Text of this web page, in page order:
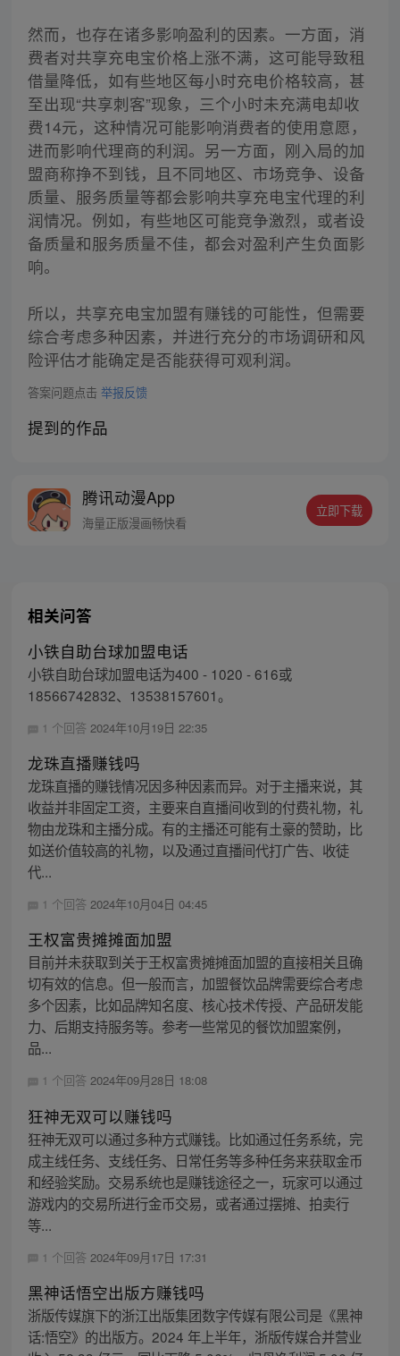
然而，也存在诸多影响盈利的因素。一方面，消
费者对共享充电宝价格上涨不满，这可能导致租
借量降低，如有些地区每小时充电价格较高，甚
至出现“共享刺客”现象，三个小时未充满电却收
费14元，这种情况可能影响消费者的使用意愿，
进而影响代理商的利润。另一方面，刚入局的加
盟商称挣不到钱，且不同地区、市场竞争、设备
质量、服务质量等都会影响共享充电宝代理的利
润情况。例如，有些地区可能竞争激烈，或者设
备质量和服务质量不佳，都会对盈利产生负面影
响。
所以，共享充电宝加盟有赚钱的可能性，但需要
综合考虑多种因素，并进行充分的市场调研和风
险评估才能确定是否能获得可观利润。
答案问题点击 举报反馈
提到的作品
腾讯动漫App
海量正版漫画畅快看
立即下载
相关问答
小铁自助台球加盟电话
小铁自助台球加盟电话为400 - 1020 - 616或
18566742832、13538157601。
1 个回答 2024年10月19日 22:35
龙珠直播赚钱吗
龙珠直播的赚钱情况因多种因素而异。对于主播来说，其
收益并非固定工资，主要来自直播间收到的付费礼物，礼
物由龙珠和主播分成。有的主播还可能有土豪的赞助，比
如送价值较高的礼物，以及通过直播间代打广告、收徒
代...
1 个回答 2024年10月04日 04:45
王权富贵摊摊面加盟
目前并未获取到关于王权富贵摊摊面加盟的直接相关且确
切有效的信息。但一般而言，加盟餐饮品牌需要综合考虑
多个因素，比如品牌知名度、核心技术传授、产品研发能
力、后期支持服务等。参考一些常见的餐饮加盟案例，
品...
1 个回答 2024年09月28日 18:08
狂神无双可以赚钱吗
狂神无双可以通过多种方式赚钱。比如通过任务系统，完
成主线任务、支线任务、日常任务等多种任务来获取金币
和经验奖励。交易系统也是赚钱途径之一，玩家可以通过
游戏内的交易所进行金币交易，或者通过摆摊、拍卖行
等...
1 个回答 2024年09月17日 17:31
黑神话悟空出版方赚钱吗
浙版传媒旗下的浙江出版集团数字传媒有限公司是《黑神
话:悟空》的出版方。2024 年上半年，浙版传媒合并营业